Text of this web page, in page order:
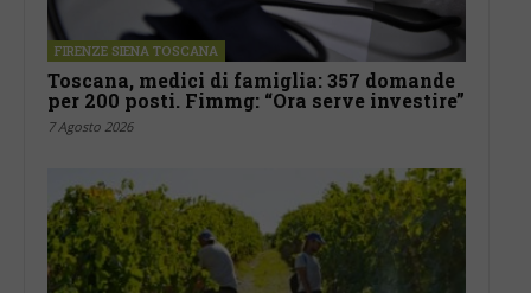
FIRENZE SIENA TOSCANA
Toscana, medici di famiglia: 357 domande
per 200 posti. Fimmg: “Ora serve investire”
7 Agosto 2026